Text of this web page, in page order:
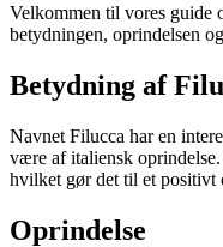
Velkommen til vores guide
betydningen, oprindelsen
Betydning af
Navnet Filucca har en
være af italiensk
hvilket gør det til et positivt
Oprindelse